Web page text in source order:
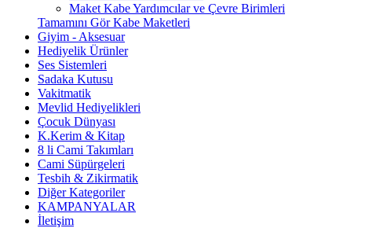
Maket Kabe Yardımcılar ve Çevre Birimleri
Tamamını Gör Kabe Maketleri
Giyim - Aksesuar
Hediyelik Ürünler
Ses Sistemleri
Sadaka Kutusu
Vakitmatik
Mevlid Hediyelikleri
Çocuk Dünyası
K.Kerim & Kitap
8 li Cami Takımları
Cami Süpürgeleri
Tesbih & Zikirmatik
Diğer Kategoriler
KAMPANYALAR
İletişim